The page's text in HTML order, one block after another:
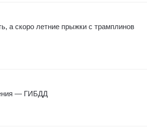
а скоро летние прыжки с трамплинов
— ГИБДД